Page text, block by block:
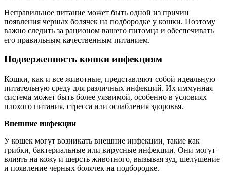
Неправильное питание может быть одной из причин
появления черных болячек на подбородке у кошки. Поэтому
важно следить за рационом вашего питомца и обеспечивать
его правильным качественным питанием.
Подверженность кошки инфекциям
Кошки, как и все животные, представляют собой идеальную
питательную среду для различных инфекций. Их иммунная
система может быть более уязвимой, особенно в условиях
плохого питания, стресса или ослабления здоровья.
Внешние инфекции
У кошек могут возникать внешние инфекции, такие как
грибки, бактериальные или вирусные инфекции. Они могут
влиять на кожу и шерсть животного, вызывая зуд, шелушение
и появление черных болячек на подбородке.